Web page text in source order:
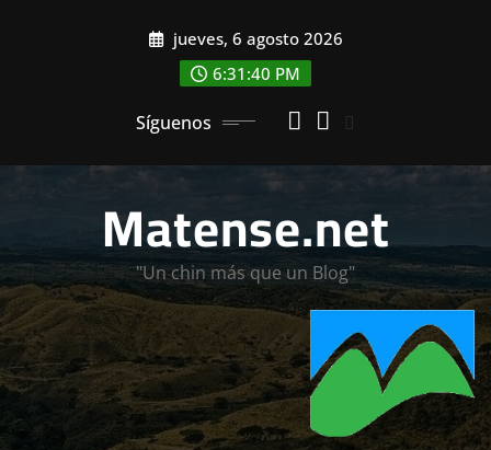
jueves, 6 agosto 2026
6:31:42 PM
Síguenos
Matense.net
"Un chin más que un Blog"